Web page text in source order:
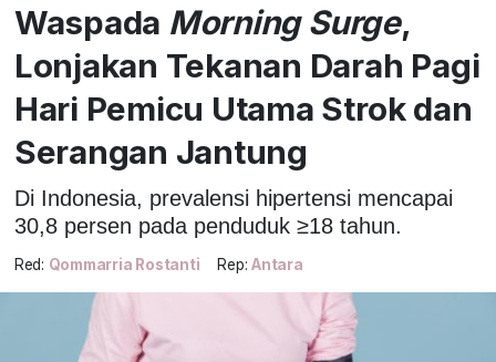
Waspada Morning Surge,
Lonjakan Tekanan Darah Pagi
Hari Pemicu Utama Strok dan
Serangan Jantung
Di Indonesia, prevalensi hipertensi mencapai
30,8 persen pada penduduk ≥18 tahun.
Red: Qommarria Rostanti Rep: Antara